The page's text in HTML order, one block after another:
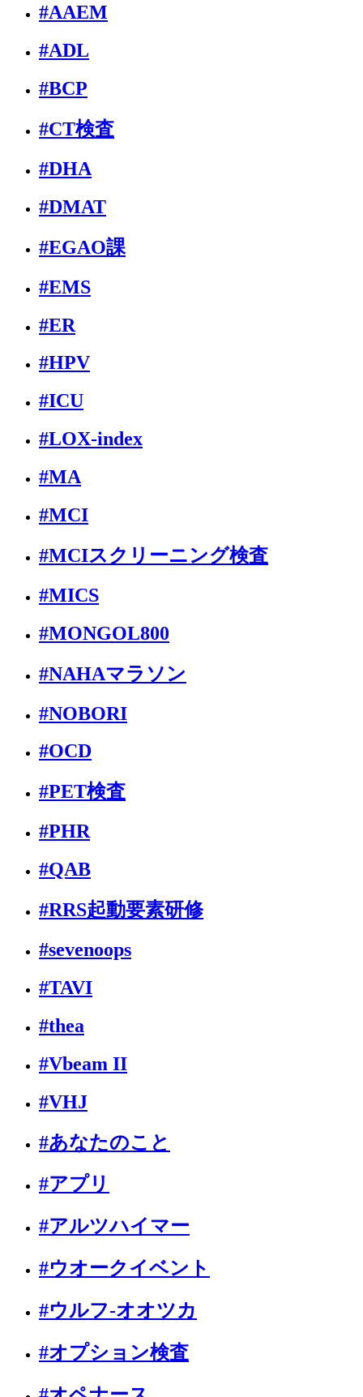
#AAEM
#ADL
#BCP
#CT検査
#DHA
#DMAT
#EGAO課
#EMS
#ER
#HPV
#ICU
#LOX-index
#MA
#MCI
#MCIスクリーニング検査
#MICS
#MONGOL800
#NAHAマラソン
#NOBORI
#OCD
#PET検査
#PHR
#QAB
#RRS起動要素研修
#sevenoops
#TAVI
#thea
#Vbeam II
#VHJ
#あなたのこと
#アプリ
#アルツハイマー
#ウオークイベント
#ウルフ-オオツカ
#オプション検査